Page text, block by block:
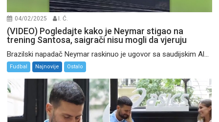
04/02/2025 I. Ć.
(VIDEO) Pogledajte kako je Neymar stigao na
trening Santosa, saigrači nisu mogli da vjeruju
Brazilski napadač Neymar raskinuo je ugovor sa saudijskim Al...
Fudbal Najnovije Ostalo